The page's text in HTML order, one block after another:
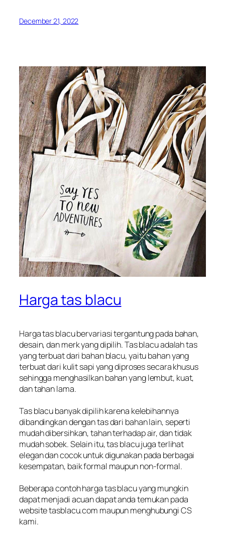
December 21, 2022
Harga tas blacu
Harga tas blacubervariasi tergantung pada bahan,
desain, dan merk yang dipilih. Tas blacu adalah tas
yang terbuat dari bahan blacu, yaitu bahan yang
terbuat dari kulit sapi yang diproses secara khusus
sehingga menghasilkan bahan yang lembut, kuat,
dan tahan lama.
Tas blacu banyak dipilih karena kelebihannya
dibandingkan dengan tas dari bahan lain, seperti
mudah dibersihkan, tahan terhadap air, dan tidak
mudah sobek. Selain itu, tas blacu juga terlihat
elegan dan cocok untuk digunakan pada berbagai
kesempatan, baik formal maupun non-formal.
Beberapa contoh harga tas blacu yang mungkin
dapat menjadi acuan dapat anda temukan pada
website tasblacu.com maupun menghubungi CS
kami.